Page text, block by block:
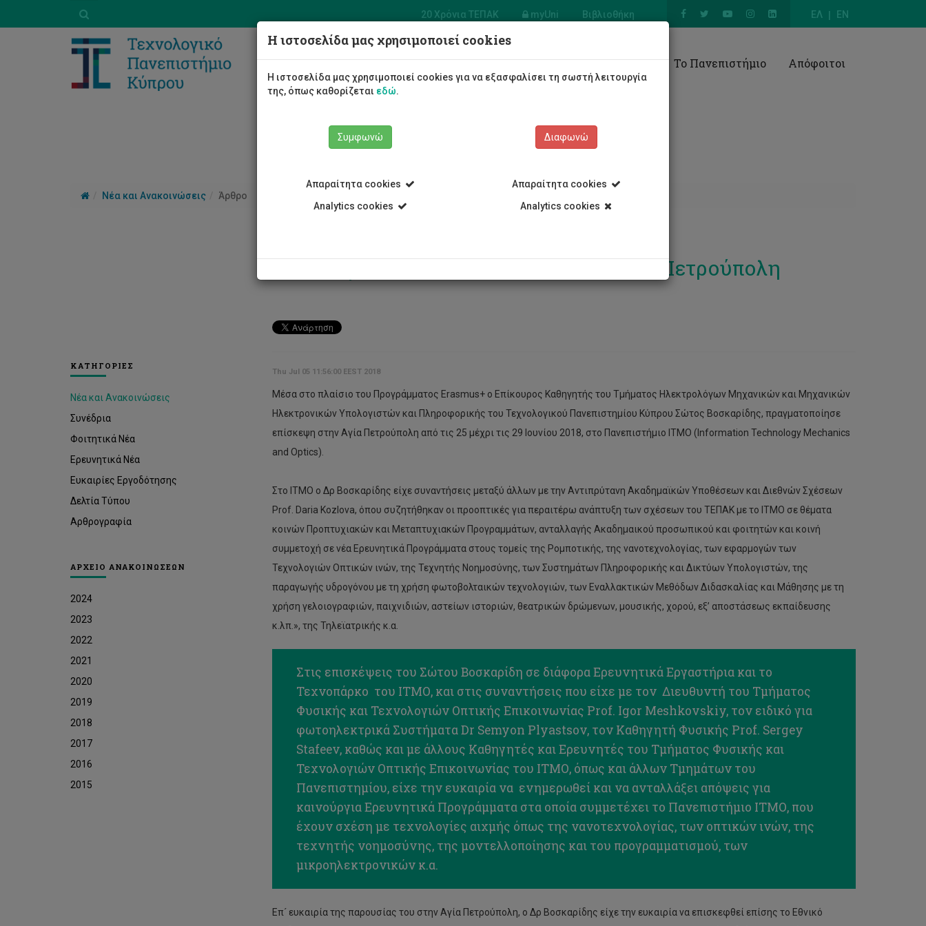
ΕΛ EN
20 Χρόνια ΤΕΠΑΚ myUni Βιβλιοθήκη
Φοιτητές/τριες Σπουδές Έρευνα Το Πανεπιστήμιο Απόφοιτοι
Νέα και Ανακοινώσεις Άρθρο
ΚΑΤΗΓΟΡΙΕΣ
Νέα και Ανακοινώσεις
Συνέδρια
Φοιτητικά Νέα
Ερευνητικά Νέα
Ευκαιρίες Εργοδότησης
Δελτία Τύπου
Αρθρογραφία
ΑΡΧΕΙΟ ΑΝΑΚΟΙΝΩΣΕΩΝ
2024
2023
2022
2021
2020
2019
2018
2017
2016
2015
Επίσκεψη Σώτου Βοσκαρίδη στην Αγία Πετρούπολη
Thu Jul 05 11:56:00 EEST 2018
Μέσα στο πλαίσιο του Προγράμματος Erasmus+ ο Επίκουρος Καθηγητής του Τμήματος Ηλεκτρολόγων Μηχανικών και Μηχανικών
Ηλεκτρονικών Υπολογιστών και Πληροφορικής του Τεχνολογικού Πανεπιστημίου Κύπρου Σώτος Βοσκαρίδης, πραγματοποίησε
επίσκεψη στην Αγία Πετρούπολη από τις 25 μέχρι τις 29 Ιουνίου 2018, στο Πανεπιστήμιο ΙΤΜΟ (Information Technology Mechanics
and Optics).
Στο ΙΤΜΟ ο Δρ Βοσκαρίδης είχε συναντήσεις μεταξύ άλλων με την Αντιπρύτανη Ακαδημαϊκών Υποθέσεων και Διεθνών Σχέσεων
Prof. Daria Kozlova, όπου συζητήθηκαν οι προοπτικές για περαιτέρω ανάπτυξη των σχέσεων του ΤΕΠΑΚ με το ΙΤΜΟ σε θέματα
κοινών Προπτυχιακών και Μεταπτυχιακών Προγραμμάτων, ανταλλαγής Ακαδημαικού προσωπικού και φοιτητών και κοινή
συμμετοχή σε νέα Ερευνητικά Προγράμματα στους τομείς της Ρομποτικής, της νανοτεχνολογίας, των εφαρμογών των
Τεχνολογιών Οπτικών ινών, της Τεχνητής Νοημοσύνης, των Συστημάτων Πληροφορικής και Δικτύων Υπολογιστών, της
παραγωγής υδρογόνου με τη χρήση φωτοβολταικών τεχνολογιών, των Εναλλακτικών Μεθόδων Διδασκαλίας και Μάθησης με τη
χρήση γελοιογραφιών, παιχνιδιών, αστείων ιστοριών, θεατρικών δρώμενων, μουσικής, χορού, εξ’ αποστάσεως εκπαίδευσης
κ.λπ.», της Τηλεϊατρικής κ.α.
Στις επισκέψεις του Σώτου Βοσκαρίδη σε διάφορα Ερευνητικά Εργαστήρια και το
Τεχνοπάρκο του ΙΤΜΟ, και στις συναντήσεις που είχε με τον Διευθυντή του Τμήματος
Φυσικής και Τεχνολογιών Οπτικής Επικοινωνίας Prof. Igor Meshkovskiy, τον ειδικό για
φωτοηλεκτρικά Συστήματα Dr Semyon Plyastsov, τον Καθηγητή Φυσικής Prof. Sergey
Stafeev, καθώς και με άλλους Καθηγητές και Ερευνητές του Τμήματος Φυσικής και
Τεχνολογιών Οπτικής Επικοινωνίας του ΙΤΜΟ, όπως και άλλων Τμημάτων του
Πανεπιστημίου, είχε την ευκαιρία να ενημερωθεί και να ανταλλάξει απόψεις για
καινούργια Ερευνητικά Προγράμματα στα οποία συμμετέχει το Πανεπιστήμιο ΙΤΜΟ, που
έχουν σχέση με τεχνολογίες αιχμής όπως της νανοτεχνολογίας, των οπτικών ινών, της
τεχνητής νοημοσύνης, της μοντελλοποίησης και του προγραμματισμού, των
μικροηλεκτρονικών κ.α.
Επ´ ευκαιρία της παρουσίας του στην Αγία Πετρούπολη, ο Δρ Βοσκαρίδης είχε την ευκαιρία να επισκεφθεί επίσης το Εθνικό
Η ιστοσελίδα μας χρησιμοποιεί cookies
Η ιστοσελίδα μας χρησιμοποιεί cookies για να εξασφαλίσει τη σωστή λειτουργία
της, όπως καθορίζεται εδώ.
Συμφωνώ
Απαραίτητα cookies
Analytics cookies
Διαφωνώ
Απαραίτητα cookies
Analytics cookies